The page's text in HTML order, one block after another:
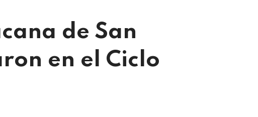
de San
en el Ciclo